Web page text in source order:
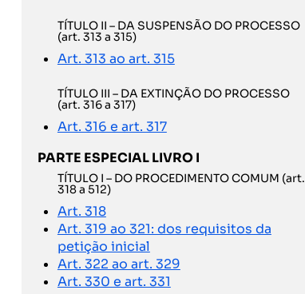
TÍTULO II – DA SUSPENSÃO DO PROCESSO
(art. 313 a 315)
Art. 313 ao art. 315
TÍTULO III – DA EXTINÇÃO DO PROCESSO
(art. 316 a 317)
Art. 316 e art. 317
PARTE ESPECIAL LIVRO I
TÍTULO I – DO PROCEDIMENTO COMUM (art.
318 a 512)
Art. 318
Art. 319 ao 321: dos requisitos da
petição inicial
Art. 322 ao art. 329
Art. 330 e art. 331